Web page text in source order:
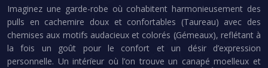
Imaginez une garde-robe où cohabitent harmonieusement des
pulls en cachemire doux et confortables (Taureau) avec des
chemises aux motifs audacieux et colorés (Gémeaux), reflétant à
la fois un goût pour le confort et un désir d’expression
personnelle. Un intérieur où l’on trouve un canapé moelleux et